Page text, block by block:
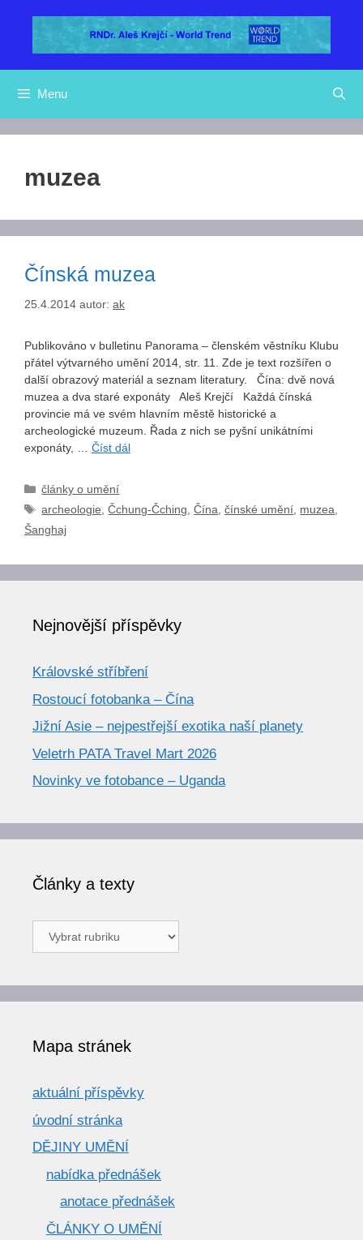
Menu
muzea
Čínská muzea
25.4.2014 autor: ak
Publikováno v bulletinu Panorama – členském věstníku Klubu
přátel výtvarného umění 2014, str. 11. Zde je text rozšířen o
další obrazový materiál a seznam literatury. Čína: dvě nová
muzea a dva staré exponáty Aleš Krejčí Každá čínská
provincie má ve svém hlavním městě historické a
archeologické muzeum. Řada z nich se pyšní unikátními
exponáty, … Číst dál
Rubriky
články o umění
Štítky
archeologie,Čchung-Čching,Čína,čínské umění, muzea,
Šanghaj
Nejnovější příspěvky
Královské stříbření
Rostoucí fotobanka – Čína
Jižní Asie – nejpestřejší exotika naší planety
Veletrh PATA Travel Mart 2026
Novinky ve fotobance – Uganda
Články a texty
Články
a
Mapa stránek
aktuální příspěvky
úvodní stránka
DĚJINY UMĚNÍ
nabídka přednášek
anotace přednášek
ČLÁNKY O UMĚNÍ